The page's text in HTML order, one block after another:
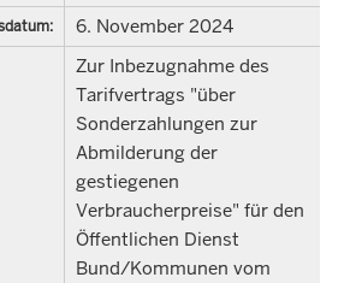
6. November 2024
Zur Inbezugnahme des
Tarifvertrags "über
Sonderzahlungen zur
Abmilderung der
gestiegenen
Verbraucherpreise" für den
Öffentlichen Dienst
Bund/Kommunen vom